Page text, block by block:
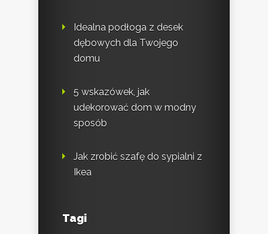
Idealna podłoga z desek
dębowych dla Twojego
domu
5 wskazówek, jak
udekorować dom w modny
sposób
Jak zrobić szafę do sypialni z
Ikea
Tagi